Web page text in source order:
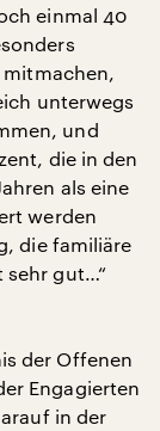
einmal 40
unterwegs
und
die in den
als eine
werden
die familiäre
sehr gut…“
der Offenen
Engagierten
in der